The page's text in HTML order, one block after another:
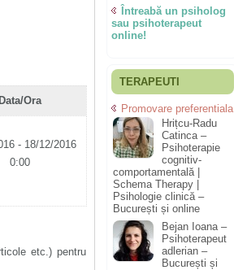
Data/Ora
- 18/12/2016
0:00
etc.) pentru
Întreabă un psiholog
sau psihoterapeut
online!
TERAPEUTI
Promovare preferentiala
Hrițcu-Radu
Catinca –
Psihoterapie
cognitiv-
comportamentală |
Schema Therapy |
Psihologie clinică –
București și online
Bejan Ioana –
Psihoterapeut
adlerian –
București și